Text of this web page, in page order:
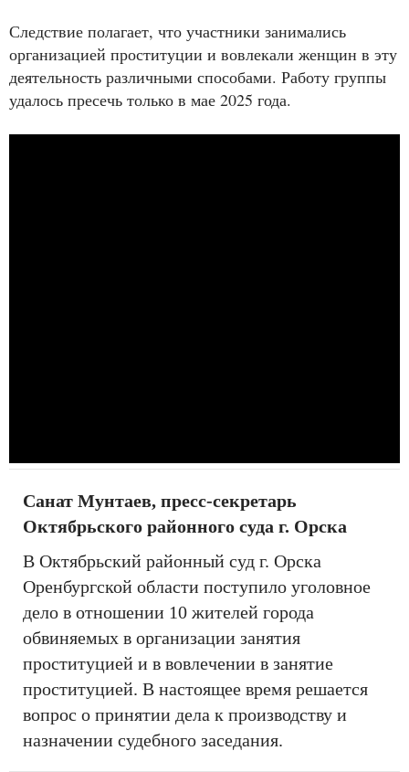
Следствие полагает, что участники занимались
организацией проституции и вовлекали женщин в эту
деятельность различными способами. Работу группы
удалось пресечь только в мае 2025 года.
Санат Мунтаев, пресс-секретарь
Октябрьского районного суда г. Орска
В Октябрьский районный суд г. Орска
Оренбургской области поступило уголовное
дело в отношении 10 жителей города
обвиняемых в организации занятия
проституцией и в вовлечении в занятие
проституцией. В настоящее время решается
вопрос о принятии дела к производству и
назначении судебного заседания.